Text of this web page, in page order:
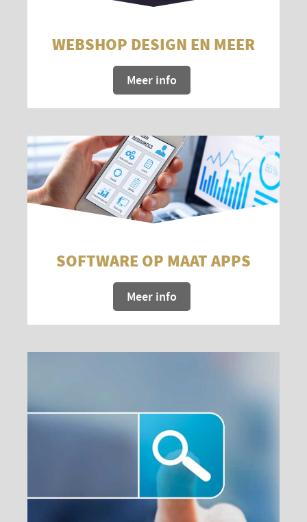
WEBSHOP DESIGN EN MEER
Meer info
SOFTWARE OP MAAT APPS
Meer info